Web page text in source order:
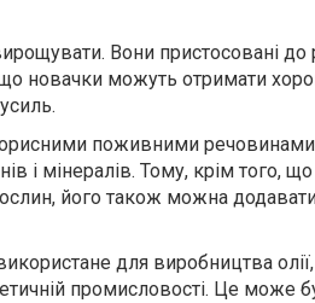
Вони пристосовані до
новачки можуть отримати
поживними
і мінералів. Тому, крім того,
його також можна
для виробництва
промисловості. Це може